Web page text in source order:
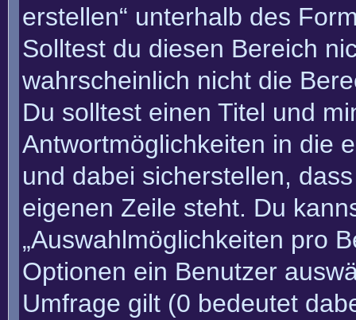
erstellen“ unterhalb des
Solltest du diesen Bereich
wahrscheinlich nicht die
Du solltest einen Titel und
Antwortmöglichkeiten in die
und dabei sicherstellen,
eigenen Zeile steht. Du
„Auswahlmöglichkeiten pro
Optionen ein Benutzer
Umfrage gilt (0 bedeutet